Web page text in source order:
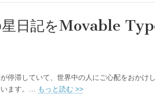
日記をMovable
停滞していて、世界中の人にご心配をおかけ
います。… もっと読む >>